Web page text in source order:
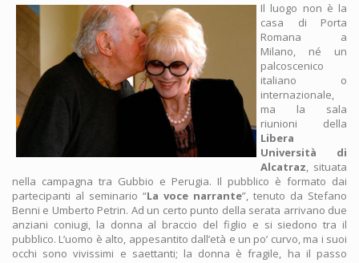
Il luogo non è la
casa di Porta
Romana a
Milano, né un
palcoscenico
italiano o
internazionale,
ma la sala
riunioni della
Libera
Università di
Alcatraz, situata
nella campagna tra Gubbio e Perugia. Il pubblico è formato dai
partecipanti al seminario “La voce narrante”, tenuto da Stefano
Benni e Umberto Petrin. Ad un certo punto della serata arrivano due
anziani coniugi, la donna al braccio del figlio e si siedono tra il
pubblico. L’uomo è alto, appesantito dall’età e un po’ curvo, ma i suoi
occhi sono vivissimi e saettanti; la donna è fragile, ha il passo